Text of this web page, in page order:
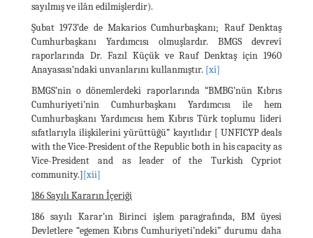
sayılmış ve ilân edilmişlerdir).
Şubat 1973’de de Makarios Cumhurbaşkanı; Rauf Denktaş
Cumhurbaşkanı Yardımcısı olmuşlardır. BMGS devrevî
raporlarında Dr. Fazıl Küçük ve Rauf Denktaş için 1960
Anayasası’ndaki unvanlarını kullanmıştır. [xi]
BMGS’nin o dönemlerdeki raporlarında “BMBG’nün Kıbrıs
Cumhuriyeti’nin Cumhurbaşkanı Yardımcısı ile hem
Cumhurbaşkanı Yardımcısı hem Kıbrıs Türk toplumu lideri
sıfatlarıyla ilişkilerini yürüttüğü” kayıtlıdır [ UNFICYP deals
with the Vice-President of the Republic both in his capacity as
Vice-President and as leader of the Turkish Cypriot
community.][xii]
186 Sayılı Kararın İçeriği
186 sayılı Karar’ın Birinci işlem paragrafında, BM üyesi
Devletlere “egemen Kıbrıs Cumhuriyeti’ndeki” durumu daha